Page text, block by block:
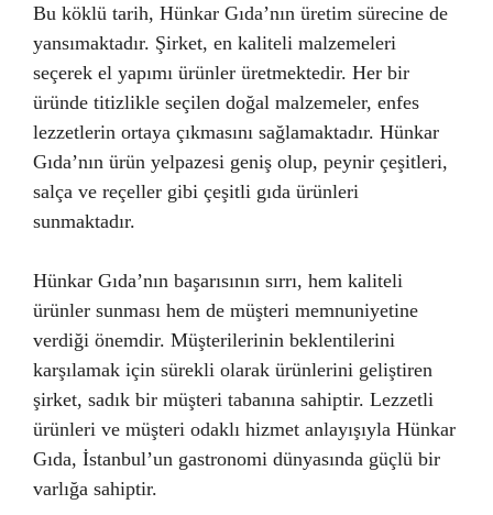
Bu köklü tarih, Hünkar Gıda’nın üretim sürecine de
yansımaktadır. Şirket, en kaliteli malzemeleri
seçerek el yapımı ürünler üretmektedir. Her bir
üründe titizlikle seçilen doğal malzemeler, enfes
lezzetlerin ortaya çıkmasını sağlamaktadır. Hünkar
Gıda’nın ürün yelpazesi geniş olup, peynir çeşitleri,
salça ve reçeller gibi çeşitli gıda ürünleri
sunmaktadır.
Hünkar Gıda’nın başarısının sırrı, hem kaliteli
ürünler sunması hem de müşteri memnuniyetine
verdiği önemdir. Müşterilerinin beklentilerini
karşılamak için sürekli olarak ürünlerini geliştiren
şirket, sadık bir müşteri tabanına sahiptir. Lezzetli
ürünleri ve müşteri odaklı hizmet anlayışıyla Hünkar
Gıda, İstanbul’un gastronomi dünyasında güçlü bir
varlığa sahiptir.